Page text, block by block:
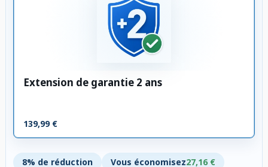
Extension de garantie 2 ans
139,99 €
8% de réduction Vous économisez27,16 €